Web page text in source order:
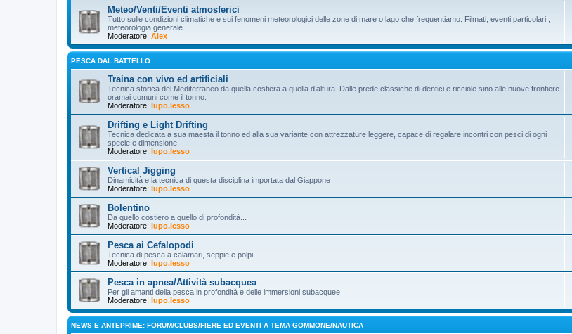
Meteo/Venti/Eventi atmosferici
Tutto sulle condizioni climatiche e sui fenomeni meteorologici delle zone di mare o lago che frequentiamo. Filmati, eventi particolari ,
meteorologia generale.
Moderatore: Alex
PESCA DAL BATTELLO
Traina con vivo ed artificiali
Tecnica storica del Mediterraneo da quella costiera a quella d’altura. Dalle prede classiche di dentici e ricciole sino alle nuove frontiere
oramai comuni come il tonno.
Moderatore: lupo.lesso
Drifting e Light Drifting
Tecnica dedicata a sua maestà il tonno ed alla sua variante con attrezzature leggere, capace di regalare incontri con pesci di ogni
specie e dimensione.
Moderatore: lupo.lesso
Vertical Jigging
Dinamicità e la tecnica di questa disciplina importata dal Giappone
Moderatore: lupo.lesso
Bolentino
Da quello costiero a quello di profondità...
Moderatore: lupo.lesso
Pesca ai Cefalopodi
Tecnica di pesca a calamari, seppie e polpi
Moderatore: lupo.lesso
Pesca in apnea/Attività subacquea
Per gli amanti della pesca in profondità e delle immersioni subacquee
Moderatore: lupo.lesso
NEWS E ANTEPRIME: FORUM/CLUBS/FIERE ED EVENTI A TEMA GOMMONE/NAUTICA